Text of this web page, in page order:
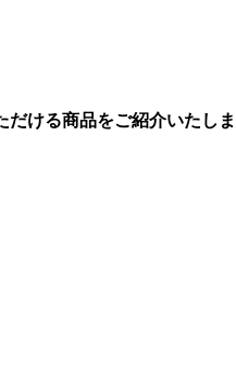
ける商品をご紹介いたしま